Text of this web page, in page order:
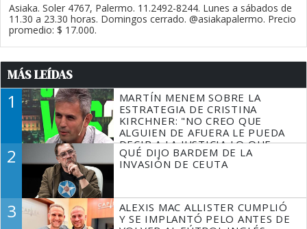
Asiaka. Soler 4767, Palermo. 11.2492-8244. Lunes a sábados de
11.30 a 23.30 horas. Domingos cerrado. @asiakapalermo. Precio
promedio: $ 17.000.
MÁS LEÍDAS
1
MARTÍN MENEM SOBRE LA
ESTRATEGIA DE CRISTINA
KIRCHNER: "NO CREO QUE
ALGUIEN DE AFUERA LE PUEDA
DECIR A LA JUSTICIA LO QUE
TIENE QUE HACER"
2
QUÉ DIJO BARDEM DE LA
INVASIÓN DE CEUTA
3
ALEXIS MAC ALLISTER CUMPLIÓ
Y SE IMPLANTÓ PELO ANTES DE